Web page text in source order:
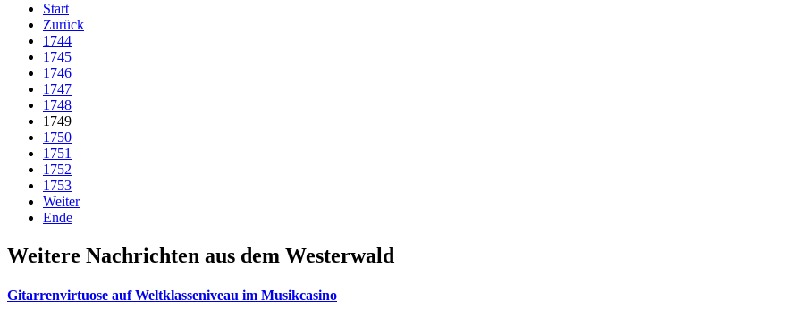
Start
Zurück
1744
1745
1746
1747
1748
1749
1750
1751
1752
1753
Weiter
Ende
Weitere Nachrichten aus dem Westerwald
Gitarrenvirtuose auf Weltklasseniveau im Musikcasino